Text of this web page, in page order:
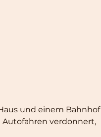
und einem Bahnhof
verdonnert,